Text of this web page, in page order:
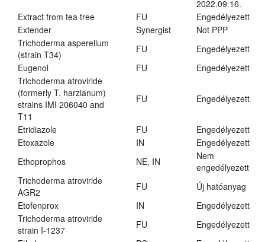
2022.09.16.
Extract from tea tree
FU
Engedélyezett
Extender
Synergist
Not PPP
Trichoderma asperellum
(strain T34)
FU
Engedélyezett
Eugenol
FU
Engedélyezett
Trichoderma atroviride
(formerly T. harzianum)
strains IMI 206040 and
T11
FU Engedélyezett
Etridiazole FU
Engedélyezett
Etoxazole
IN
Engedélyezett
Ethoprophos
NE, IN
Nem
engedélyezett
Trichoderma atroviride
AGR2
FU
Új hatóanyag
Etofenprox
IN
Engedélyezett
Trichoderma atroviride
strain I-1237
FU
Engedélyezett